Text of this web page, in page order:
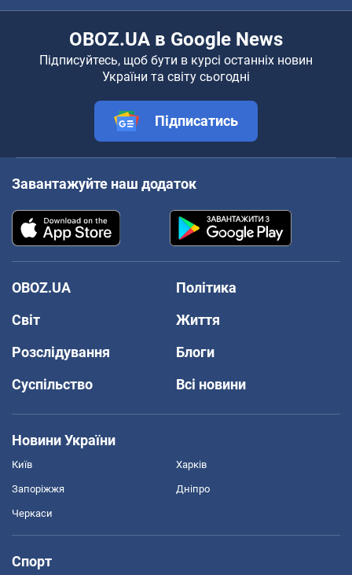
OBOZ.UA в Google News
Підписуйтесь, щоб бути в курсі останніх новин
України та світу сьогодні
Підписатись
Завантажуйте наш додаток
OBOZ.UA
Політика
Світ
Життя
Розслідування
Блоги
Суспільство
Всі новини
Новини України
Київ Харків
Запоріжжя Дніпро
Черкаси
Спорт